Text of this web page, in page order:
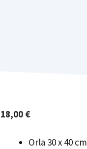
18,00 €
Orla 30 x 40 cm